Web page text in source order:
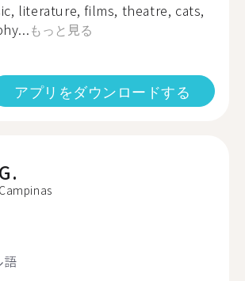
literature, films, theatre, cats,
もっと見る
アプリをダウンロードする
G.
Campinas
語